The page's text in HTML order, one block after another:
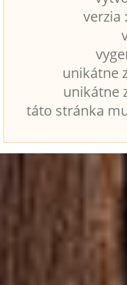
verzia :
unikátne
unikátne
táto stránka